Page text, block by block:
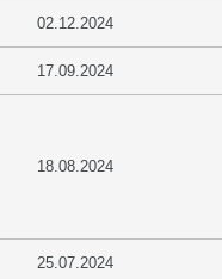
02.12.2024
17.09.2024
18.08.2024
25.07.2024